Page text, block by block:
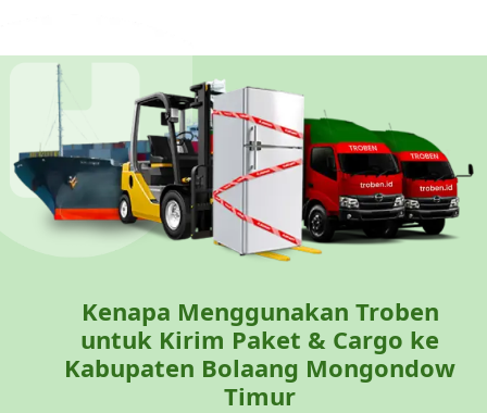
Kenapa Menggunakan Troben
untuk Kirim Paket & Cargo ke
Kabupaten Bolaang Mongondow
Timur